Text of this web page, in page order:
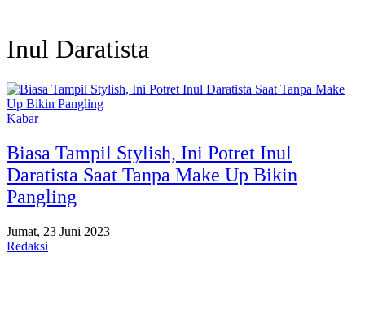
Inul Daratista
Kabar
Biasa Tampil Stylish, Ini Potret Inul
Daratista Saat Tanpa Make Up Bikin
Pangling
Jumat, 23 Juni 2023
Redaksi